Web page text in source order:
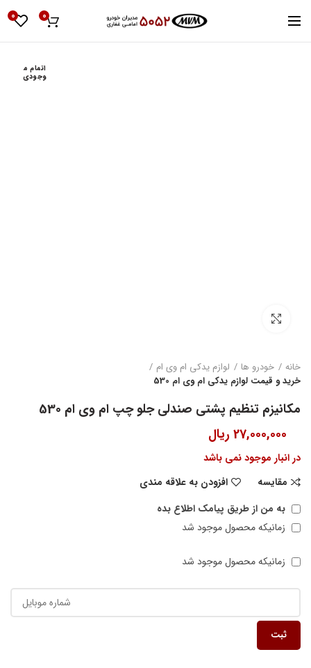
0
0
اتمام م
وجودی
خانه خودرو ها
لوازم یدکی ام وی ام
خرید و قیمت لوازم یدکی ام وی ام 530
مکانیزم تنظیم پشتی صندلی جلو چپ ام وی ام 530
27,000,000 ریال
در انبار موجود نمی باشد
مقایسه
افزودن به علاقه مندی
به من از طریق پیامک اطلاع بده
زمانیکه محصول موجود شد
زمانیکه محصول موجود شد
ثبت